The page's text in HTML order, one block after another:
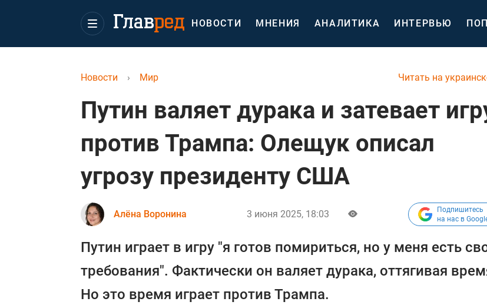
НОВОСТИ МНЕНИЯ АНАЛИТИКА ИНТЕРВЬЮ
Читать на
Новости › Мир
Путин валяет дурака и затевает
против Трампа: Олещук описал
угрозу президенту США
Алёна Воронина 3 июня 2025, 18:03
Подпишитесь
на нас в
Путин играет в игру "я готов помириться, но у меня есть
требования". Фактически он валяет дурака, оттягивая
Но это время играет против Трампа.